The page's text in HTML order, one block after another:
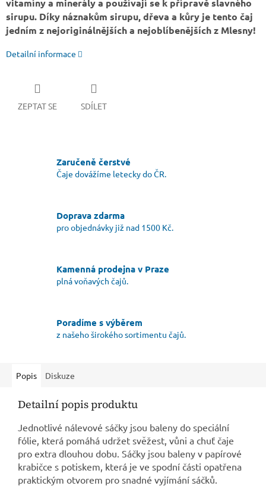
vitamíny a minerály a používají se k přípravě slavného
sirupu. Díky náznakům sirupu, dřeva a kůry je tento čaj
jedním z nejoriginálnějších a nejoblíbenějších z Mlesny!
Detailní informace
ZEPTAT SE SDÍLET
Zaručeně čerstvé
Čaje dovážíme letecky do ČR.
Doprava zdarma
pro objednávky již nad 1500 Kč.
Kamenná prodejna v Praze
plná voňavých čajů.
Poradíme s výběrem
z našeho širokého sortimentu čajů.
Popis Diskuze
Detailní popis produktu
Jednotlivé nálevové sáčky jsou baleny do speciální
fólie, která pomáhá udržet svěžest, vůni a chuť čaje
pro extra dlouhou dobu. Sáčky jsou baleny v papírové
krabičce s potiskem, která je ve spodní části opatřena
praktickým otvorem pro snadné vyjímání sáčků.